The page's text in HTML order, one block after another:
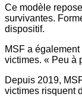
Ce modèle
survivantes.
dispositif.
MSF a
victimes. « Peu à
Depuis 2019,
victimes risquent